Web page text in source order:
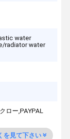
water
radiator water
ロー,PAYPAL
を見て下さい